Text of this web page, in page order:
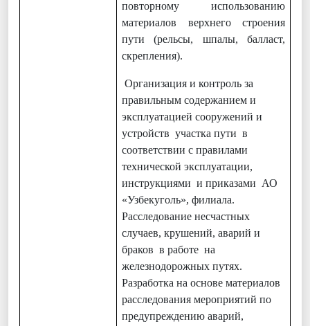
повторному использованию
материалов верхнего строения
пути (рельсы, шпалы, балласт,
скрепления).
Организация и контроль за
правильным содержанием и
эксплуатацией сооружений и
устройств участка пути в
соответствии с правилами
технической эксплуатации,
инструкциями и приказами АО
«Узбекуголь», филиала.
Расследование несчастных
случаев, крушений, аварий и
браков в работе на
железнодорожных путях.
Разработка на основе материалов
расследования мероприятий по
предупреждению аварий,